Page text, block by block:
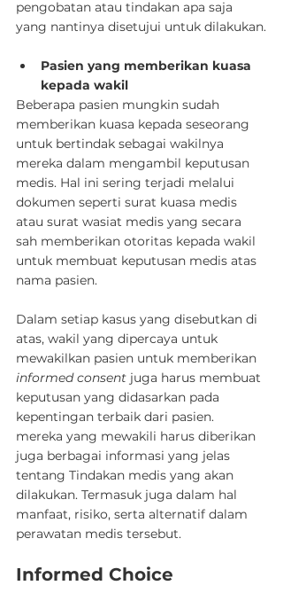
pengobatan atau tindakan apa saja
yang nantinya disetujui untuk dilakukan.
Pasien yang memberikan kuasa
kepada wakil
Beberapa pasien mungkin sudah
memberikan kuasa kepada seseorang
untuk bertindak sebagai wakilnya
mereka dalam mengambil keputusan
medis. Hal ini sering terjadi melalui
dokumen seperti surat kuasa medis
atau surat wasiat medis yang secara
sah memberikan otoritas kepada wakil
untuk membuat keputusan medis atas
nama pasien.
Dalam setiap kasus yang disebutkan di
atas, wakil yang dipercaya untuk
mewakilkan pasien untuk memberikan
informed consent juga harus membuat
keputusan yang didasarkan pada
kepentingan terbaik dari pasien.
mereka yang mewakili harus diberikan
juga berbagai informasi yang jelas
tentang Tindakan medis yang akan
dilakukan. Termasuk juga dalam hal
manfaat, risiko, serta alternatif dalam
perawatan medis tersebut.
Informed Choice